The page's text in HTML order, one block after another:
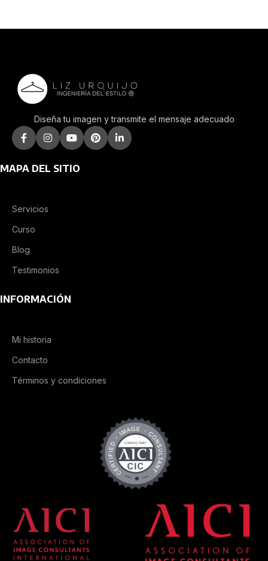
Diseña tu imagen y transmite el mensaje adecuado
MAPA DEL SITIO
Servicios
Curso
Blog
Testimonios
INFORMACIÓN
Mi historia
Contacto
Términos y condiciones